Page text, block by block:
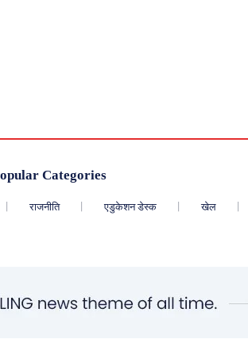
Categories
राजनीति एडुकेशन डेस्क खेल